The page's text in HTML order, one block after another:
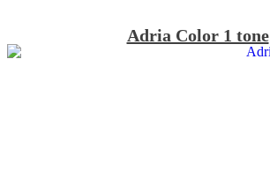
Adria Color 1 tone